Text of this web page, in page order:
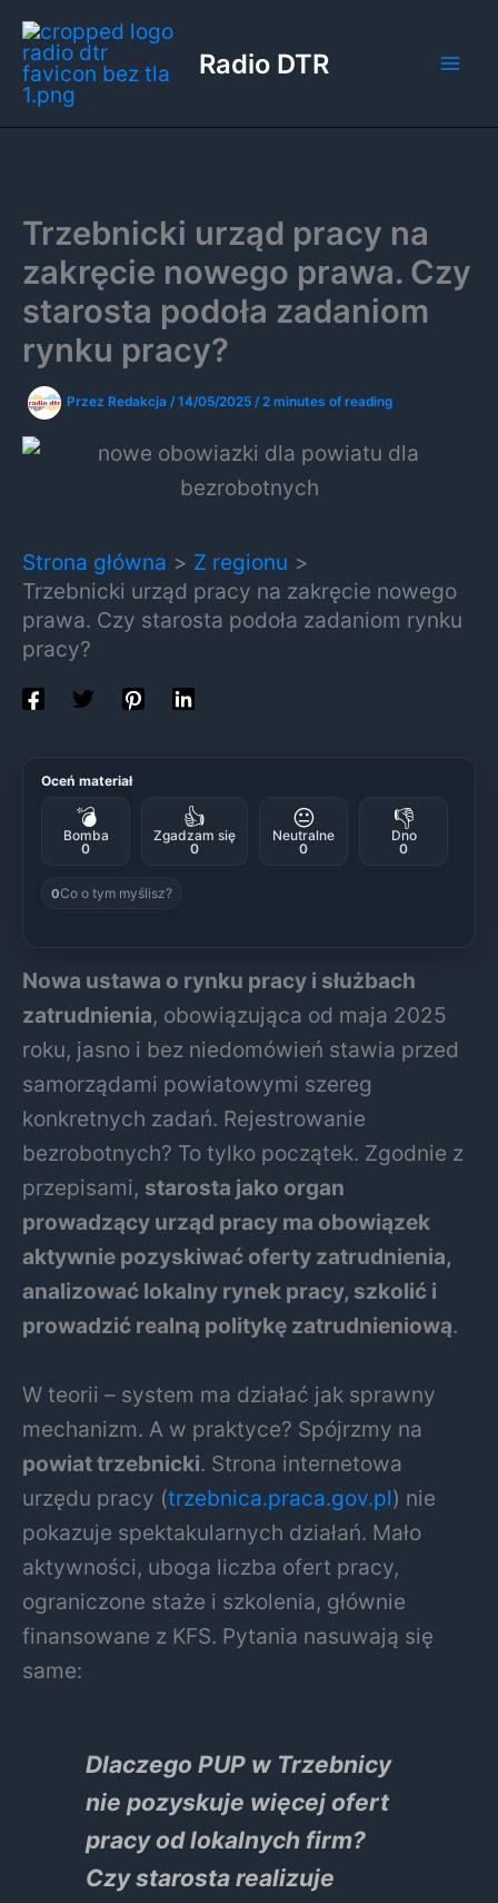
Przejdź
do
treści
Radio DTR
Trzebnicki urząd pracy na
zakręcie nowego prawa. Czy
starosta podoła zadaniom
rynku pracy?
Przez Redakcja /14/05/2025 /2 minutes of reading
Strona główna
Z regionu
Trzebnicki urząd pracy na zakręcie nowego
prawa. Czy starosta podoła zadaniom rynku
pracy?
Oceń materiał
💣
Bomba
0
👍
Zgadzam się
0
😐
Neutralne
0
👎
Dno
0
0Co o tym myślisz?
Nowa ustawa o rynku pracy i służbach
zatrudnienia, obowiązująca od maja 2025
roku, jasno i bez niedomówień stawia przed
samorządami powiatowymi szereg
konkretnych zadań. Rejestrowanie
bezrobotnych? To tylko początek. Zgodnie z
przepisami, starosta jako organ
prowadzący urząd pracy ma obowiązek
aktywnie pozyskiwać oferty zatrudnienia,
analizować lokalny rynek pracy, szkolić i
prowadzić realną politykę zatrudnieniową.
W teorii – system ma działać jak sprawny
mechanizm. A w praktyce? Spójrzmy na
powiat trzebnicki. Strona internetowa
urzędu pracy (trzebnica.praca.gov.pl) nie
pokazuje spektakularnych działań. Mało
aktywności, uboga liczba ofert pracy,
ograniczone staże i szkolenia, głównie
finansowane z KFS. Pytania nasuwają się
same:
Dlaczego PUP w Trzebnicy
nie pozyskuje więcej ofert
pracy od lokalnych firm?
Czy starosta realizuje